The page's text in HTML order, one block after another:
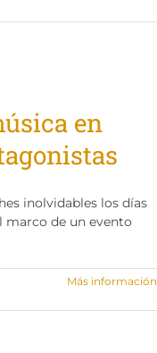
en
inolvidables los días
marco de un evento
Más información